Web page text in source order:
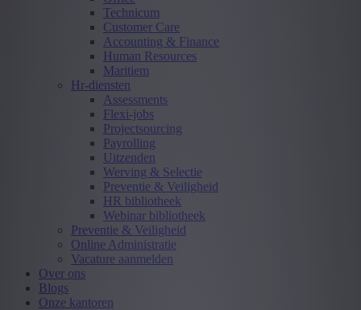
Technicum
Customer Care
Accounting & Finance
Human Resources
Maritiem
Hr-diensten
Assessments
Flexi-jobs
Projectsourcing
Payrolling
Uitzenden
Werving & Selectie
Preventie & Veiligheid
HR bibliotheek
Webinar bibliotheek
Preventie & Veiligheid
Online Administratie
Vacature aanmelden
Over ons
Blogs
Onze kantoren